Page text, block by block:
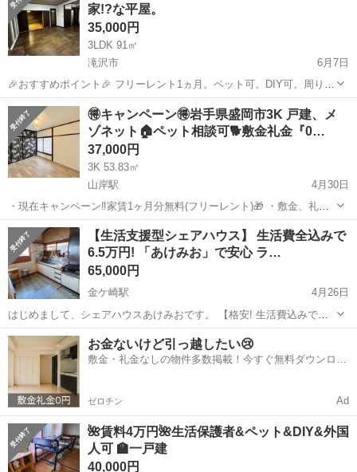
家!?な平屋。
35,000円
3LDK 91㎡
滝沢市
6月7日
🎉おすすめポイント🎉 フリーレント1ヵ月。ペット可。DIY可。周りを
気にせず自由に過ごせるお家。周辺の草木は自由に伐採して自分好み
の庭にしたり薪ストーブを設置して燃料にしたり等もok! 岩手山のすぐ
近くで定住や別荘利用に。 ...
岩手 滝沢市 一戸建て 無料
🉐キャンペーン🉐岩手県盛岡市3K 戸建、メ
ゾネット🏠ペット相談可🐕敷金礼金『0…
37,000円
3K 53.83㎡
山岸駅
4月30日
・現在キャンペーン‼️家賃1ヶ月分無料(フリーレント)🎁 ・敷金、礼金
『０』‼️ ・2022年12月リフォーム済み✨CFオシャレにリフォーム✨ ・
カメラ付インターフォン、エアコン、追焚機能新設✨ ・駐車場1台
3000...
岩手 盛岡市 山岸駅 一戸建て
【生活支援型シェアハウス】 生活費全込みで
6.5万円! 「あけみお」で安心 ラ…
65,000円
金ケ崎駅
4月26日
はじめまして、シェアハウスあけみおです。 【格安! 生活費込みで安
心の住まい】 ・家賃・水道・光熱費・飲食代・その他管理費 →すべて
込みで 【月6.5万円】! ・生活保護受給者の方も支援対応可能 ● 入居可
岩手 奥州市 金ケ崎駅 一戸建て 生活保護
お金ないけど引っ越したい😢
敷金・礼金なしの物件多数掲載！今すぐ無料ダウンロー
ゼロチン Ad
🌺賃料4万円🌺生活保護者&ペット&DIY&外国
人可 🏫一戸建
40,000円